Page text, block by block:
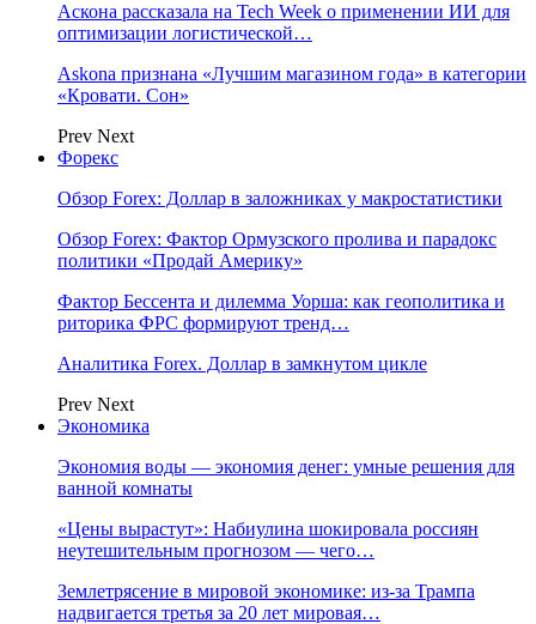
Аскона рассказала на Tech Week о применении ИИ для
оптимизации логистической…
Askona признана «Лучшим магазином года» в категории
«Кровати. Сон»
Prev Next
Форекс
Обзор Forex: Доллар в заложниках у макростатистики
Обзор Forex: Фактор Ормузского пролива и парадокс
политики «Продай Америку»
Фактор Бессента и дилемма Уорша: как геополитика и
риторика ФРС формируют тренд…
Аналитика Forex. Доллар в замкнутом цикле
Prev Next
Экономика
Экономия воды — экономия денег: умные решения для
ванной комнаты
«Цены вырастут»: Набиулина шокировала россиян
неутешительным прогнозом — чего…
Землетрясение в мировой экономике: из-за Трампа
надвигается третья за 20 лет мировая…